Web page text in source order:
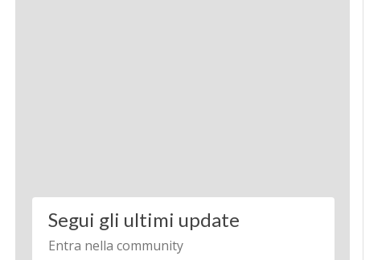
Segui gli ultimi update
Entra nella community